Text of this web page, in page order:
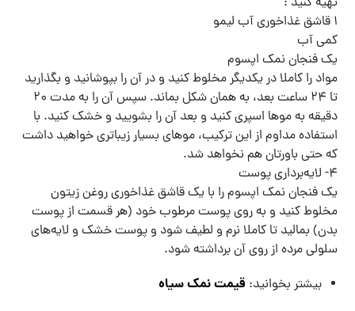
۱ قاشق غذاخوری آب لیمو
کمی آب
یک فنجان نمک اپسوم
مواد را کاملا در یکدیگر مخلوط کنید و در آن را بپوشانید و بگذارید
تا ۲۴ ساعت بعد، به همان شکل بماند. سپس آن را به مدت ۲۰
دقیقه به موها اسپری کنید و بعد آن را بشویید و خشک کنید. با
استفاده مداوم از این ترکیب، موهای بسیار زیباتری خواهید داشت
که حتی باورتان هم نخواهد شد.
۴- لایه‌برداری پوست
یک فنجان نمک اپسوم را با یک قاشق غذاخوری روغن زیتون
مخلوط کنید و به روی پوست مرطوب خود (هر قسمت از پوست
بدن) بمالید تا کاملا نرم و لطیف شود و پوست خشک و لایه‌های
سلولی مرده از روی آن برداشته شود.
بیشتر بخوانید: قیمت نمک سیاه